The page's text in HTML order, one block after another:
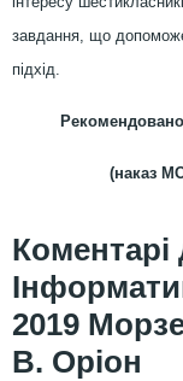
завдання, що
підхід.
Рекомендовано
(наказ
2019
В. Оріон